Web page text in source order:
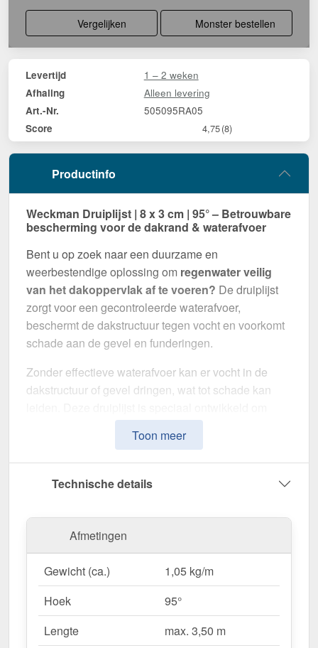
Vergelijken Monster bestellen
Levertijd 1 – 2 weken
Afhaling Alleen levering
Art.-Nr. 505095RA05
Score 4,75(8)
Productinfo
Weckman Druiplijst | 8 x 3 cm | 95° – Betrouwbare
bescherming voor de dakrand & waterafvoer
Bent u op zoek naar een duurzame en
weerbestendige oplossing om regenwater veilig
van het dakoppervlak af te voeren? De druiplijst
zorgt voor een gecontroleerde waterafvoer,
beschermt de dakstructuur tegen vocht en voorkomt
schade aan de gevel en funderingen.
Zonder effectieve waterafvoer kan er vocht in de
dakstructuur of gevel dringen, wat tot schade kan
neerslag naar de dakgoten te leiden
vochtschade te voorkomen. Het maakt indruk met
zijn eenvoudige montage, hoge weerstand en
robuuste coating.
mm
van max. 3,50 mkunt u deze gemakkelijk aan uw
coatinginGitzwart (RAL 9005) blijft het materiaal
permanent beschermd tegen corrosie.
Waarom Druiplijst | 8 x 3 cm | 95°?
Toon meer
Technische details
Afmetingen
Gewicht (ca.)
1,05 kg/m
Hoek
95°
Lengte
max. 3,50 m